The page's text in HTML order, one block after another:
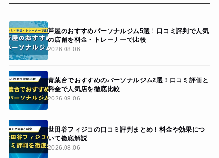
芦屋のおすすめパーソナルジム5選！口コミ評判で人気
の店舗を料金・トレーナーで比較
2026.08.06
青葉台でおすすめのパーソナルジム2選！口コミ評価と
料金で人気店を徹底比較
2026.08.06
世田谷フィジコの口コミ評判まとめ！料金や効果につ
いて徹底解説
2026.08.06